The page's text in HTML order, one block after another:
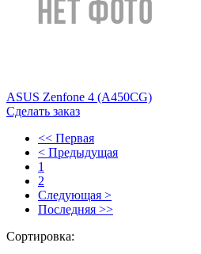
ASUS Zenfone 4 (A450CG)
Сделать заказ
<< Первая
< Предыдущая
1
2
Следующая >
Последняя >>
Сортировка: